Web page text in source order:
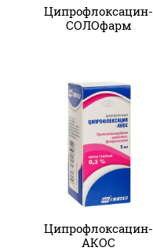
Ципрофлоксацин-
СОЛОфарм
Ципрофлоксацин-
АКОС